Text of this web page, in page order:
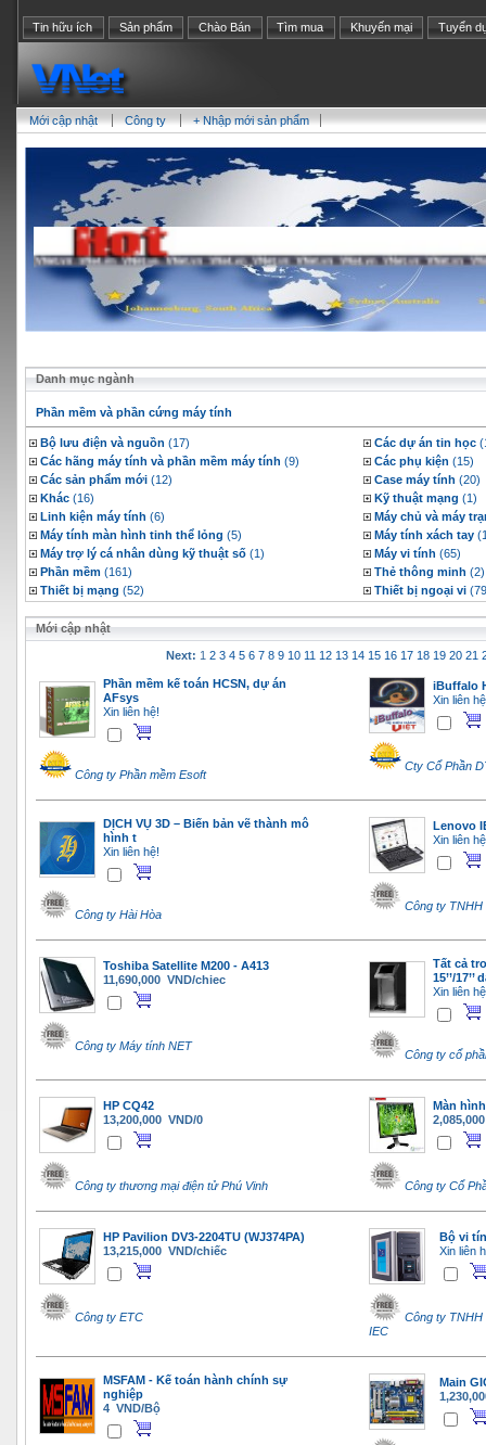
Tin hữu ích Sản phẩm Chào Bán Tìm mua Khuyến mại Tuyển
Mới cập nhật Công ty + Nhập mới sản phẩm
Danh mục ngành
Phần mềm và phần cứng máy tính
Bộ lưu điện và nguồn (17) Các dự án tin học
Các hãng máy tính và phần mềm máy tính (9) Các phụ kiện (15)
Các sản phẩm mới (12) Case máy tính (20)
Khác (16) Kỹ thuật mạng (1)
Linh kiện máy tính (6)
Máy chủ và máy
Máy tính màn hình tinh thể lỏng (5) Máy tính xách tay
Máy trợ lý cá nhân dùng kỹ thuật số (1) Máy vi tính (65)
Phần mềm (161) Thẻ thông minh (2)
Thiết bị mạng (52) Thiết bị ngoại vi
Mới cập nhật
Next: 1 2 3 4 5 6 7 8 9 10 11 12 13 14 15 16 17 18 19 20 21
Phần mềm kế toán HCSN, dự án
AFsys
Xin liên hệ!
Công ty Phần mềm Esoft
iBuffalo
Xin liên
Cty Cổ Phần
DỊCH VỤ 3D – Biến bản vẽ thành mô
hình t
Xin liên hệ!
Công ty Hài Hòa
Lenovo
Xin liên
Công ty
Toshiba Satellite M200 - A413
11,690,000 VND/chiec
Công ty Máy tính NET
Tất cả
15’’/
Xin liên
Công ty cổ
HP CQ42
13,200,000 VND/0
Công ty thương mại điện tử Phú Vinh
Màn
Công ty Cổ
HP Pavilion DV3-2204TU (WJ374PA)
13,215,000 VND/chiếc
Công ty ETC
Bộ vi
Xin liên
Công ty TNHH
IEC
MSFAM - Kế toán hành chính sự
nghiệp
4 VND/Bộ
Main